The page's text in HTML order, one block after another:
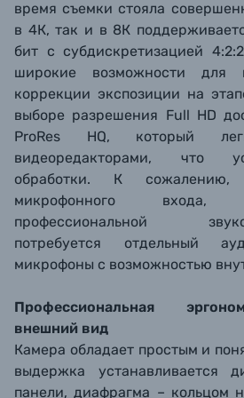
время съемки стояла
в 4К, так и в 8К
бит с субдискретизацией
широкие возможности для
коррекции экспозиции на
выборе разрешения Full HD
ProRes HQ, который
видеоредакторами, что
обработки. К
микрофонного
профессиональной
потребуется отдельный
микрофоны с возможностью
Профессиональная
внешний вид
Камера обладает простым и
выдержка устанавливается
панели, диафрагма – кольцом